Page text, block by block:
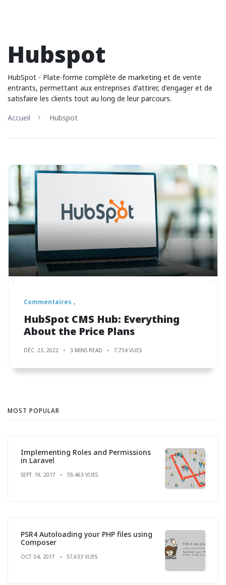
Hubspot
HubSpot - Plate-forme complète de marketing et de vente
entrants, permettant aux entreprises d'attirer, d'engager et de
satisfaire les clients tout au long de leur parcours.
Accueil
Hubspot
Commentaires
HubSpot CMS Hub: Everything
About the Price Plans
DÉC. 23, 2022 3 MINS READ 7,754 VUES
MOST POPULAR
Implementing Roles and Permissions
in Laravel
SEPT. 19, 2017 59,463 VUES
PSR4 Autoloading your PHP files using
Composer
OCT. 04, 2017 57,633 VUES